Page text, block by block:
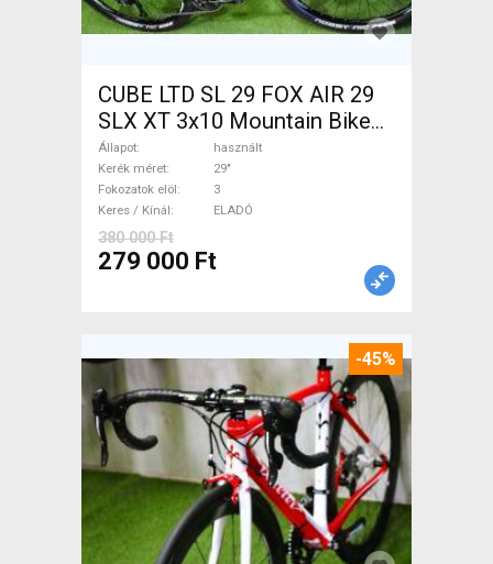
CUBE LTD SL 29 FOX AIR 29
SLX XT 3x10 Mountain Bike
29" elöl teleszkópos használt
ELADÓ
Állapot
használt
Kerék méret
29"
Fokozatok elöl
3
Keres / Kínál
ELADÓ
380 000 Ft
279 000 Ft
-45%